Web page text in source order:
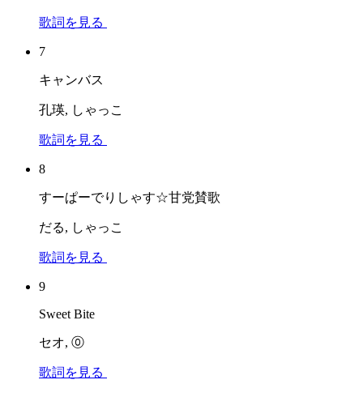
歌詞を見る
7
キャンバス
孔瑛, しゃっこ
歌詞を見る
8
すーぱーでりしゃす☆甘党賛歌
だる, しゃっこ
歌詞を見る
9
Sweet Bite
セオ, ⓪
歌詞を見る